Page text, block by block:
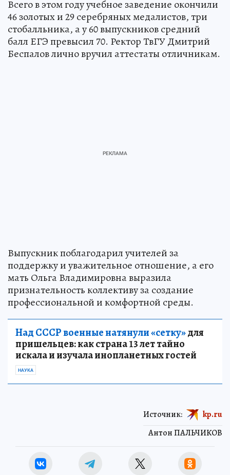
Всего в этом году учебное заведение окончили
46 золотых и 29 серебряных медалистов, три
стобалльника, а у 60 выпускников средний
балл ЕГЭ превысил 70. Ректор ТвГУ Дмитрий
Беспалов лично вручил аттестаты отличникам.
Выпускник поблагодарил учителей за
поддержку и уважительное отношение, а его
мать Ольга Владимировна выразила
признательность коллективу за создание
профессиональной и комфортной среды.
Над СССР военные натянули «сетку»для
пришельцев: как страна 13 лет тайно
искала и изучала инопланетных гостей
НАУКА
Антон ПАЛЬЧИКОВ
Источник: kp.ru